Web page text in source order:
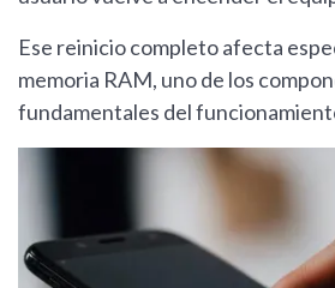
Ese reinicio completo afecta
memoria RAM, uno de los
fundamentales del